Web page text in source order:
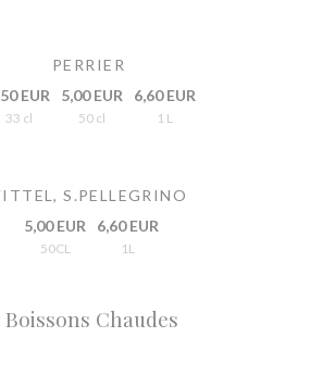
PERRIER
EUR
33 cl
5,00 EUR
50 cl
6,60 EUR
1 L
S.PELLEGRINO
5,00 EUR
50CL
6,60 EUR
1L
Boissons Chaudes